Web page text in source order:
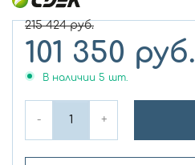
215 424руб.
101 350 руб.
В наличии 5 шт.
- +